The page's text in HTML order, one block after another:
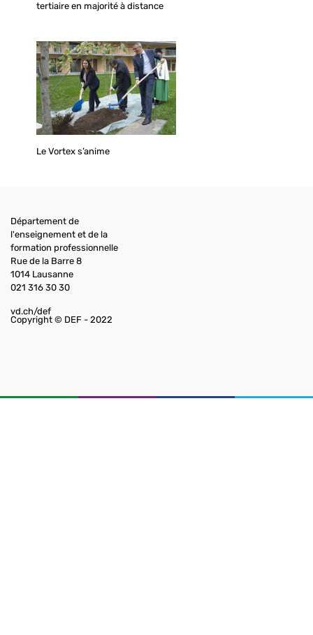
tertiaire en majorité à distance
Le Vortex s’anime
Département de
l'enseignement et de la
formation professionnelle
Rue de la Barre 8
1014 Lausanne
021 316 30 30
vd.ch/def
Copyright © DEF - 2022